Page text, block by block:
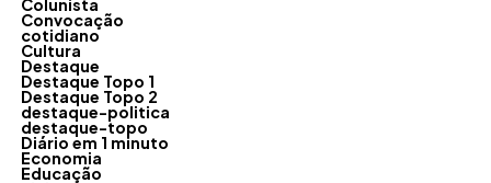
Colunista
Convocação
cotidiano
Cultura
Destaque
Destaque Topo 1
Destaque Topo 2
destaque-politica
destaque-topo
Diário em 1 minuto
Economia
Educação